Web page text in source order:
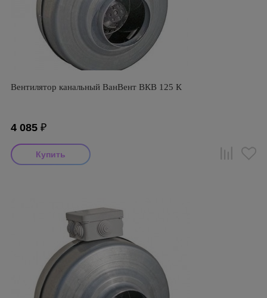
Вентилятор канальный ВанВент ВКВ 125 К
4 085 ₽